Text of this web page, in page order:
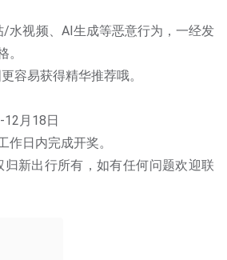
水视频、AI生成等恶意行为，一经发
。
容易获得精华推荐哦。
月18日
作日内完成开奖。
新出行所有，如有任何问题欢迎联